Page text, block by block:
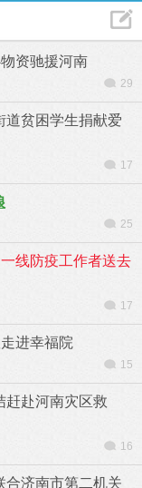
资驰援河南
29
道贫困学生捐献爱
17
25
线防疫工作者送去
17
进幸福院
15
赶赴河南灾区救
16
济南市第二机关